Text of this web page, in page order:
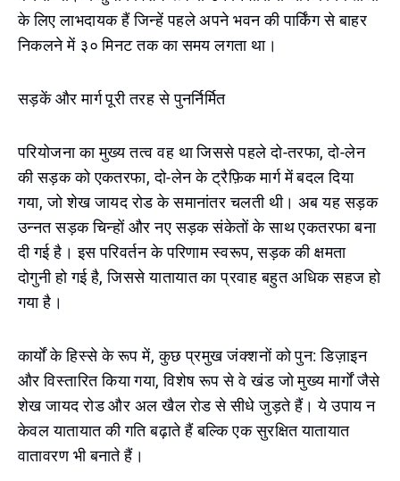
के लिए लाभदायक हैं जिन्हें पहले अपने भवन की पार्किंग से बाहर
निकलने में ३० मिनट तक का समय लगता था।
सड़कें और मार्ग पूरी तरह से पुनर्निर्मित
परियोजना का मुख्य तत्व वह था जिससे पहले दो-तरफा, दो-लेन
की सड़क को एकतरफा, दो-लेन के ट्रैफ़िक मार्ग में बदल दिया
गया, जो शेख जायद रोड के समानांतर चलती थी। अब यह सड़क
उन्नत सड़क चिन्हों और नए सड़क संकेतों के साथ एकतरफा बना
दी गई है। इस परिवर्तन के परिणाम स्वरूप, सड़क की क्षमता
दोगुनी हो गई है, जिससे यातायात का प्रवाह बहुत अधिक सहज हो
गया है।
कार्यों के हिस्से के रूप में, कुछ प्रमुख जंक्शनों को पुन: डिज़ाइन
और विस्तारित किया गया, विशेष रूप से वे खंड जो मुख्य मार्गों जैसे
शेख जायद रोड और अल खैल रोड से सीधे जुड़ते हैं। ये उपाय न
केवल यातायात की गति बढ़ाते हैं बल्कि एक सुरक्षित यातायात
वातावरण भी बनाते हैं।